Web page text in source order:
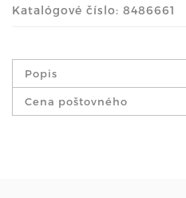
Katalógové číslo: 8486661
Popis
Cena poštovného